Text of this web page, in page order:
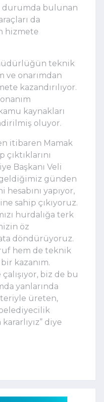
durumda bulunan
da
hizmete
teknik
ve onarımdan
kazandırılıyor.
kaynakları
oluyor.
itibaren Mamak
çıktıklarını
Başkanı Veli
günden
yapıyor,
sahip çıkıyoruz.
hurdalığa terk
öz
döndürüyoruz.
hem de teknik
kazanım.
biz de bu
yanlarında
teriyle üreten,
diye